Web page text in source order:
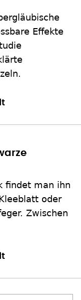
Effekte
findet man ihn
oder
Zwischen